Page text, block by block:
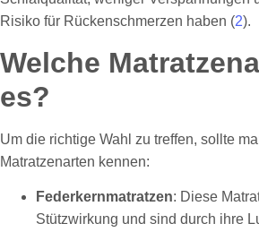
Risiko für Rückenschmerzen haben (2).
Welche
es?
Um die richtige Wahl zu treffen, sollte
Matratzenarten kennen:
Federkernmatratzen: Diese
Stützwirkung und sind durch ihre